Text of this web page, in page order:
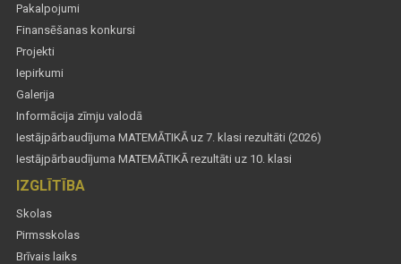
Pakalpojumi
Finansēšanas konkursi
Projekti
Iepirkumi
Galerija
Informācija zīmju valodā
Iestājpārbaudījuma MATEMĀTIKĀ uz 7. klasi rezultāti (2026)
Iestājpārbaudījuma MATEMĀTIKĀ rezultāti uz 10. klasi
IZGLĪTĪBA
Skolas
Pirmsskolas
Brīvais laiks